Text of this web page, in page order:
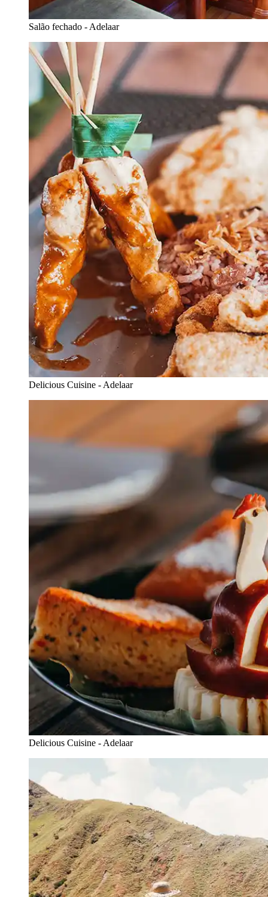
Salão fechado - Adelaar
Delicious Cuisine - Adelaar
Delicious Cuisine - Adelaar